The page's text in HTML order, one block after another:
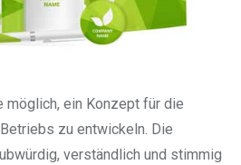
möglich, ein Konzept für die
zu entwickeln. Die
verständlich und stimmig